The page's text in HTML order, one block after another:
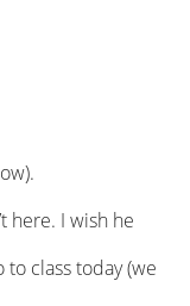
here. I wish he
to class today (we